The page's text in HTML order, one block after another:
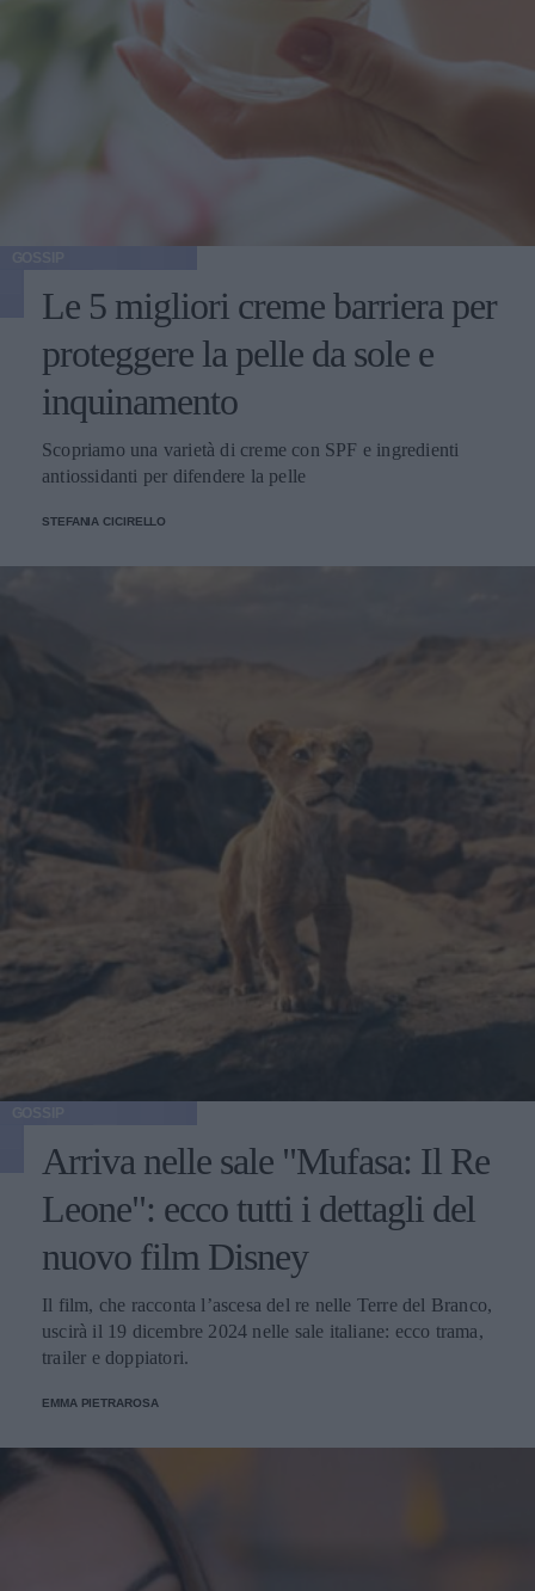
Le 5 migliori creme barriera per
proteggere la pelle da sole e
inquinamento
Scopriamo una varietà di creme con SPF e ingredienti
antiossidanti per difendere la pelle
STEFANIA CICIRELLO
Arriva nelle sale "Mufasa: Il Re
Leone": ecco tutti i dettagli del
nuovo film Disney
Il film, che racconta l’ascesa del re nelle Terre del Branco,
uscirà il 19 dicembre 2024 nelle sale italiane: ecco trama,
trailer e doppiatori.
EMMA PIETRAROSA